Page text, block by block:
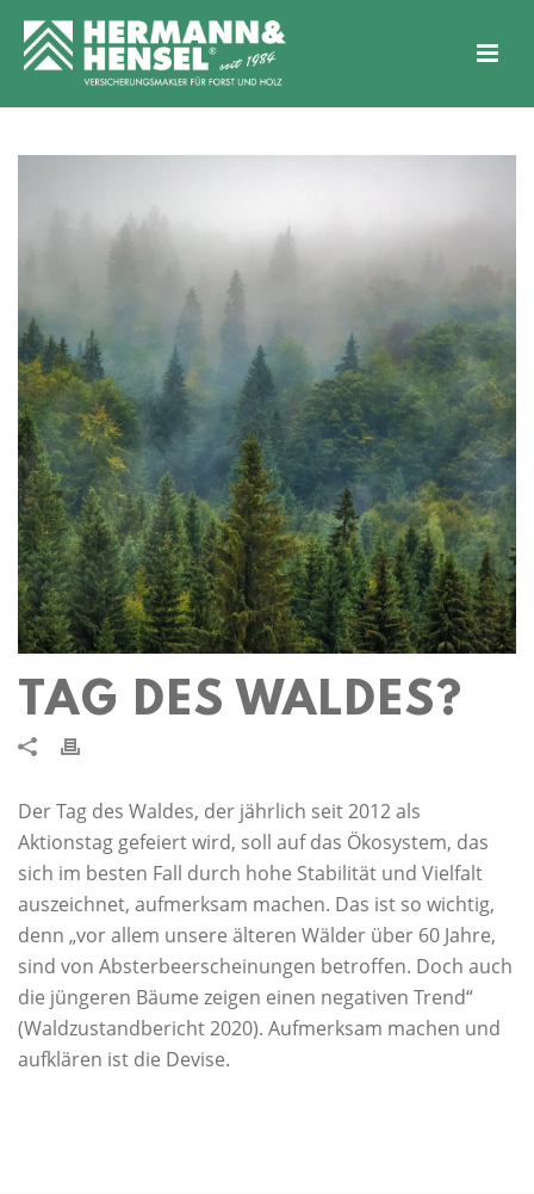
TAG DES WALDES?
Der Tag des Waldes, der jährlich seit 2012 als
Aktionstag gefeiert wird, soll auf das Ökosystem, das
sich im besten Fall durch hohe Stabilität und Vielfalt
auszeichnet, aufmerksam machen. Das ist so wichtig,
denn „vor allem unsere älteren Wälder über 60 Jahre,
sind von Absterbeerscheinungen betroffen. Doch auch
die jüngeren Bäume zeigen einen negativen Trend“
(Waldzustandbericht 2020). Aufmerksam machen und
aufklären ist die Devise.